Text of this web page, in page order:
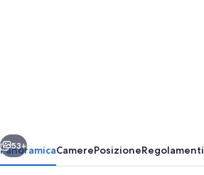
Avanti
53+
PanoramicaCamerePosizioneRegolamenti